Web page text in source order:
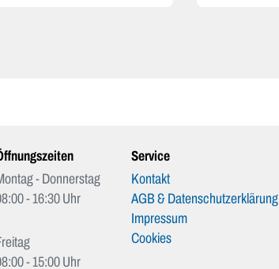
- Donnerstag
- 16:30 Uhr
- 15:00 Uhr
Service
Kontakt
AGB & Datenschutzerklärung
Impressum
Cookies